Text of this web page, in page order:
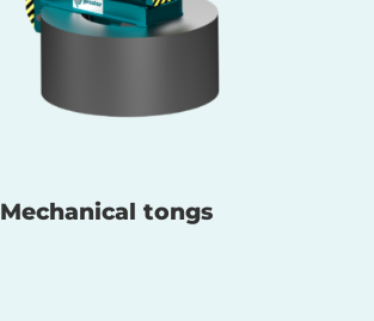
Mechanical tongs